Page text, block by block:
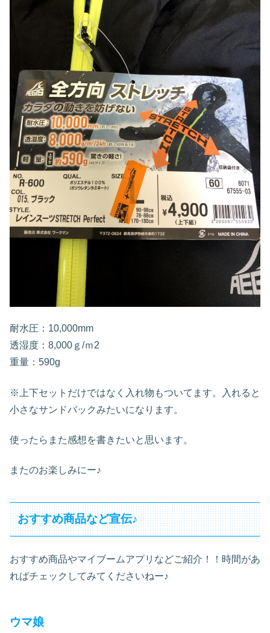
耐水圧：10,000mm
透湿度：8,000ｇ/ｍ2
重量：590g
※上下セットだけではなく入れ物もついてます。入れると
小さなサンドバックみたいになります。
使ったらまた感想を書きたいと思います。
またのお楽しみにー♪
おすすめ商品など宣伝♪
おすすめ商品やマイブームアプリなどご紹介！！時間があ
ればチェックしてみてくださいねー♪
ウマ娘